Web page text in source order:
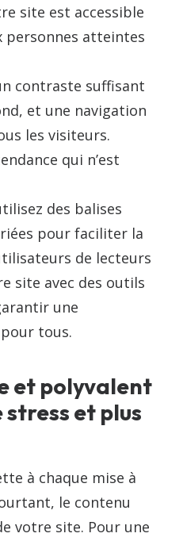
site est accessible
personnes atteintes
contraste suffisant
et une navigation
les visiteurs.
qui n’est
des balises
pour faciliter la
de lecteurs
site avec des outils
une
tous.
et polyvalent
et plus
à chaque mise à
le contenu
votre site. Pour une